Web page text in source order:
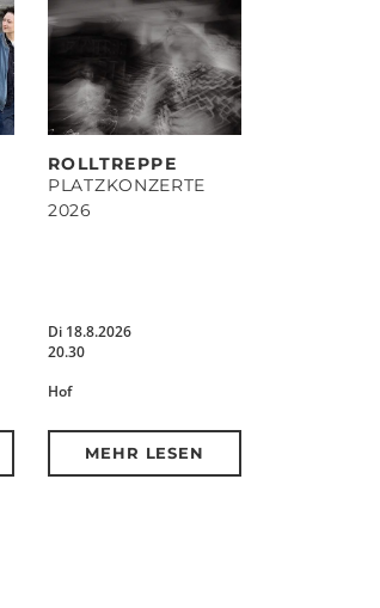
ROLLTREPPE
PLATZKONZERTE
2026
Di 18.8.2026
20.30
Hof
MEHR LESEN